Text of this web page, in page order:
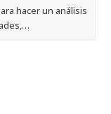
hacer un análisis